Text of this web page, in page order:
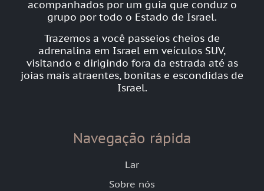
acompanhados por um guia que conduz o
grupo por todo o Estado de Israel.
Trazemos a você passeios cheios de
adrenalina em Israel em veículos SUV,
visitando e dirigindo fora da estrada até as
joias mais atraentes, bonitas e escondidas de
Israel.
Navegação rápida
Lar
Sobre nós